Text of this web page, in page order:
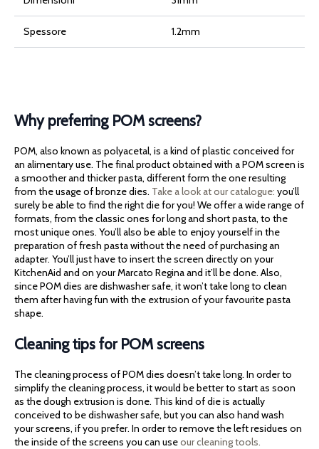
Spessore 1.2mm
Why preferring POM screens?
POM, also known as polyacetal, is a kind of plastic conceived for
an alimentary use. The final product obtained with a POM screen is
a smoother and thicker pasta, different form the one resulting
from the usage of bronze dies. Take a look at our catalogue: you’ll
surely be able to find the right die for you! We offer a wide range of
formats, from the classic ones for long and short pasta, to the
most unique ones. You’ll also be able to enjoy yourself in the
preparation of fresh pasta without the need of purchasing an
adapter. You’ll just have to insert the screen directly on your
KitchenAid and on your Marcato Regina and it’ll be done. Also,
since POM dies are dishwasher safe, it won’t take long to clean
them after having fun with the extrusion of your favourite pasta
shape.
Cleaning tips for POM screens
The cleaning process of POM dies doesn’t take long. In order to
simplify the cleaning process, it would be better to start as soon
as the dough extrusion is done. This kind of die is actually
conceived to be dishwasher safe, but you can also hand wash
your screens, if you prefer. In order to remove the left residues on
the inside of the screens you can useour cleaning tools.